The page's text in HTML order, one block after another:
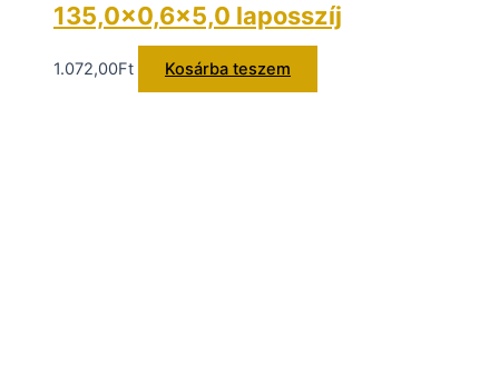
135,0×0,6×5,0 laposszíj
1.072,00Ft Kosárba teszem